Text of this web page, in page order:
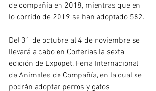
de compañía en 2018, mientras que en
lo corrido de 2019 se han adoptado 582.
Del 31 de octubre al 4 de noviembre se
llevará a cabo en Corferias la sexta
edición de Expopet, Feria Internacional
de Animales de Compañía, en la cual se
podrán adoptar perros y gatos